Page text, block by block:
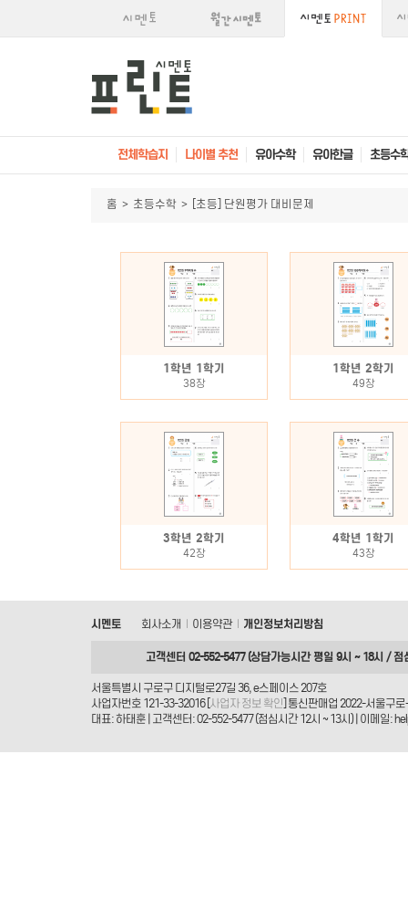
전체학습지 나이별 추천 유아수학 유아한글 초등수
홈 > 초등수학 > [초등] 단원평가 대비문제
1학년 1학기
38장
1학년 2학기
49장
3학년 2학기
42장
4학년 1학기
43장
시멘토 회사소개 이용약관 개인정보처리방침
고객센터 02-552-5477 (상담가능시간 평일 9시 ~ 18시 / 점
서울특별시 구로구 디지털로27길 36, e스페이스 207호
사업자번호 121-33-32016 [ 사업자 정보 확인 ] 통신판매업 2022-서울구
대표: 하태훈 | 고객센터: 02-552-5477 (점심시간 12시 ~ 13시) | 이메일: